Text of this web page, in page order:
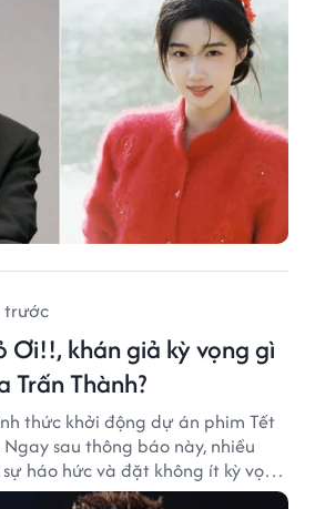
trước
Ơi!!, khán giả kỳ vọng gì
Trấn Thành?
thức khởi động dự án phim Tết
sau thông báo này, nhiều
háo hức và đặt không ít kỳ vọng
Trấn Thành.